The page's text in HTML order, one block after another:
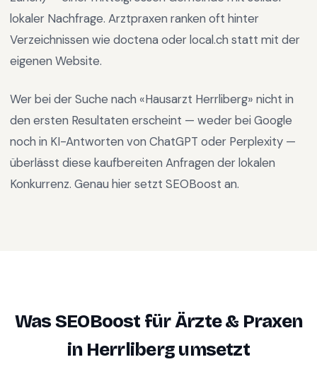
lokaler Nachfrage. Arztpraxen ranken oft hinter
Verzeichnissen wie doctena oder local.ch statt mit der
eigenen Website.
Wer bei der Suche nach «Hausarzt Herrliberg» nicht in
den ersten Resultaten erscheint — weder bei Google
noch in KI-Antworten von ChatGPT oder Perplexity —
überlässt diese kaufbereiten Anfragen der lokalen
Konkurrenz. Genau hier setzt SEOBoost an.
Was SEOBoost fürÄrzte & Praxen
in Herrlibergumsetzt